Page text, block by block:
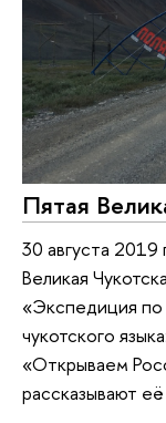
Пятая
30 августа 2019
Великая
«Экспедиция
чукотского
«Открываем
рассказывают